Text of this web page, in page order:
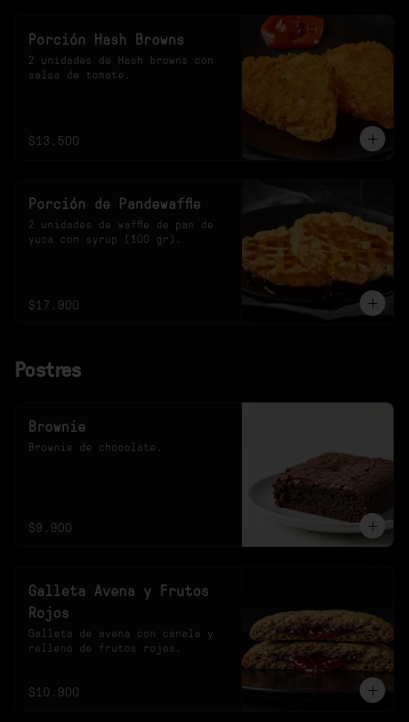
Porción Hash Browns
2 unidades de Hash browns con
salsa de tomate.
$13.500
Porción de Pandewaffle
2 unidades de waffle de pan de
yuca con syrup (100 gr).
$17.900
Postres
Brownie
Brownie de chocolate.
$9.900
Galleta Avena y Frutos
Rojos
Galleta de avena con canela y
relleno de frutos rojos.
$10.900